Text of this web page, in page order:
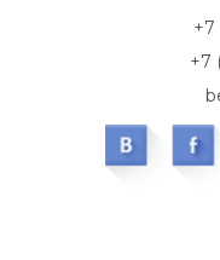
+7
+7